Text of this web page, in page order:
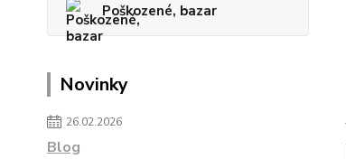
Poškozené, bazar
Novinky
26.02.2026
Blog